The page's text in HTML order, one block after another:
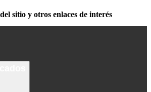
sitio y otros enlaces de interés